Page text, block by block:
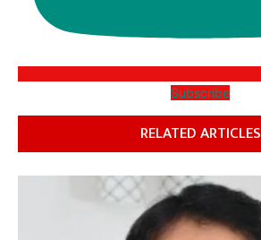
Subscribe
RELATED ARTICLES